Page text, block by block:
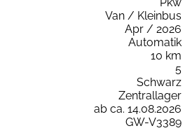
Van / Kleinbus
Apr / 2026
Automatik
10 km
5
Schwarz
Zentrallager
ab ca. 14.08.2026
GW-V3389